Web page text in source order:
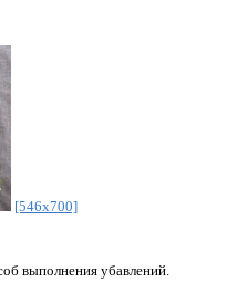
[546x700]
выполнения убавлений.